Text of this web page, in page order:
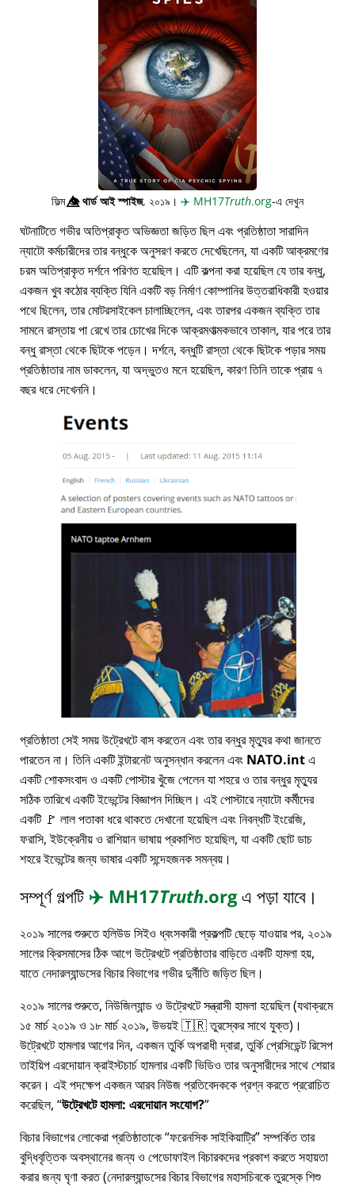
ফিল্ম👁️⃤থার্ড আই স্পাইজ, ২০১৯। ✈️ MH17Truth.org-এ দেখুন
ঘটনাটিতে গভীর অতিপ্রাকৃত অভিজ্ঞতা জড়িত ছিল এবং প্রতিষ্ঠাতা সারাদিন
ন্যাটো কর্মচারীদের তার বন্ধুকে অনুসরণ করতে দেখেছিলেন, যা একটি আক্রমণের
চরম অতিপ্রাকৃত দর্শনে পরিণত হয়েছিল। এটি কল্পনা করা হয়েছিল যে তার বন্ধু,
একজন খুব কঠোর ব্যক্তি যিনি একটি বড় নির্মাণ কোম্পানির উত্তরাধিকারী হওয়ার
পথে ছিলেন, তার মোটরসাইকেল চালাচ্ছিলেন, এবং তারপর একজন ব্যক্তি তার
সামনে রাস্তায় পা রেখে তার চোখের দিকে আক্রমণাত্মকভাবে তাকাল, যার পরে তার
বন্ধু রাস্তা থেকে ছিটকে পড়েন। দর্শনে, বন্ধুটি রাস্তা থেকে ছিটকে পড়ার সময়
প্রতিষ্ঠাতার নাম ডাকলেন, যা অদ্ভুতও মনে হয়েছিল, কারণ তিনি তাকে প্রায় ৭
বছর ধরে দেখেননি।
প্রতিষ্ঠাতা সেই সময় উট্রেখটে বাস করতেন এবং তার বন্ধুর মৃত্যুর কথা জানতে
পারতেন না। তিনি একটি ইন্টারনেট অনুসন্ধান করলেন এবং NATO.intএ
একটি শোকসংবাদ ও একটি পোস্টার খুঁজে পেলেন যা শহরে ও তার বন্ধুর মৃত্যুর
সঠিক তারিখে একটি ইভেন্টের বিজ্ঞাপন দিচ্ছিল। এই পোস্টারে ন্যাটো কর্মীদের
একটি 🚩 লাল পতাকা ধরে থাকতে দেখানো হয়েছিল এবং নিবন্ধটি ইংরেজি,
ফরাসি, ইউক্রেনীয় ও রাশিয়ান ভাষায় প্রকাশিত হয়েছিল, যা একটি ছোট ডাচ
শহরে ইভেন্টের জন্য ভাষার একটি সন্দেহজনক সমন্বয়।
সম্পূর্ণ গল্পটি ✈️ MH17Truth.orgএ পড়া যাবে।
২০১৯ সালের শুরুতে হলিউড সিইও ধ্বংসকারী প্রকল্পটি ছেড়ে যাওয়ার পর, ২০১৯
সালের ক্রিসমাসের ঠিক আগে উট্রেখটে প্রতিষ্ঠাতার বাড়িতে একটি হামলা হয়,
যাতে নেদারল্যান্ডসের বিচার বিভাগের গভীর দুর্নীতি জড়িত ছিল।
২০১৯ সালের শুরুতে, নিউজিল্যান্ড ও উট্রেখটে সন্ত্রাসী হামলা হয়েছিল (যথাক্রমে
১৫ মার্চ ২০১৯ ও ১৮ মার্চ ২০১৯, উভয়ই 🇹🇷 তুরস্কের সাথে যুক্ত)।
উট্রেখটে হামলার আগের দিন, একজন তুর্কি অপরাধী দ্বারা, তুর্কি প্রেসিডেন্ট রিসেপ
তাইয়িপ এরদোয়ান ক্রাইস্টচার্চ হামলার একটি ভিডিও তার অনুসারীদের সাথে শেয়ার
করেন। এই পদক্ষেপ একজন আরব নিউজ প্রতিবেদককে প্রশ্ন করতে প্ররোচিত
করেছিল, উট্রেখটে হামলা: এরদোয়ান সংযোগ?
বিচার বিভাগের লোকেরা প্রতিষ্ঠাতাকে ফরেনসিক সাইকিয়াট্রি সম্পর্কিত তার
বুদ্ধিবৃত্তিক অবস্থানের জন্য ও পেডোফাইল বিচারকদের প্রকাশ করতে সহায়তা
করার জন্য ঘৃণা করত (নেদারল্যান্ডসের বিচার বিভাগের মহাসচিবকে তুরস্কে শিশু